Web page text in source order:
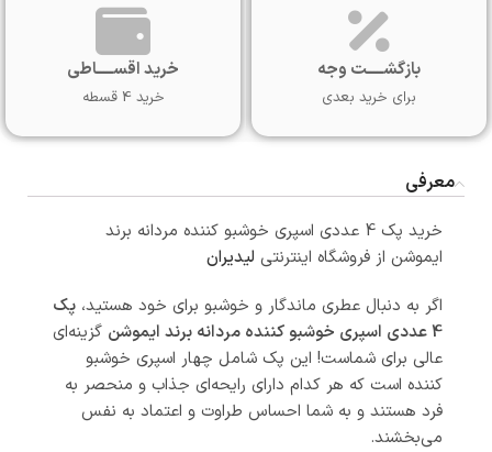
بازگشـــــت وجه
برای خرید بعدی
خرید اقســـــاطی
خرید 4 قسطه
معرفی
خرید پک 4 عددی اسپری خوشبو کننده مردانه برند
ایموشن از فروشگاه اینترنتی لیدیران
اگر به دنبال عطری ماندگار و خوشبو برای خود هستید، پک
4 عددی اسپری خوشبو کننده مردانه برند ایموشن
گزینه‌ای
عالی برای شماست! این پک شامل چهار اسپری خوشبو
کننده است که هر کدام دارای رایحه‌ای جذاب و منحصر به
فرد هستند و به شما احساس طراوت و اعتماد به نفس
می‌بخشند.